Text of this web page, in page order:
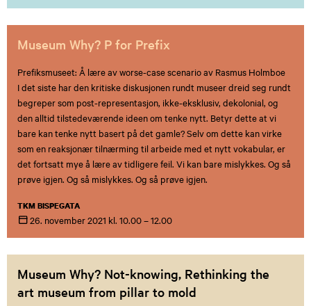
Museum Why? P for Prefix
Prefiksmuseet: Å lære av worse-case scenario av Rasmus Holmboe
I det siste har den kritiske diskusjonen rundt museer dreid seg rundt
begreper som post-representasjon, ikke-eksklusiv, dekolonial, og
den alltid tilstedeværende ideen om tenke nytt. Betyr dette at vi
bare kan tenke nytt basert på det gamle? Selv om dette kan virke
som en reaksjonær tilnærming til arbeide med et nytt vokabular, er
det fortsatt mye å lære av tidligere feil. Vi kan bare mislykkes. Og så
prøve igjen. Og så mislykkes. Og så prøve igjen.
TKM BISPEGATA
26. november2021 kl. 10.00 – 12.00
Museum Why? Not-knowing, Rethinking the
art museum from pillar to mold